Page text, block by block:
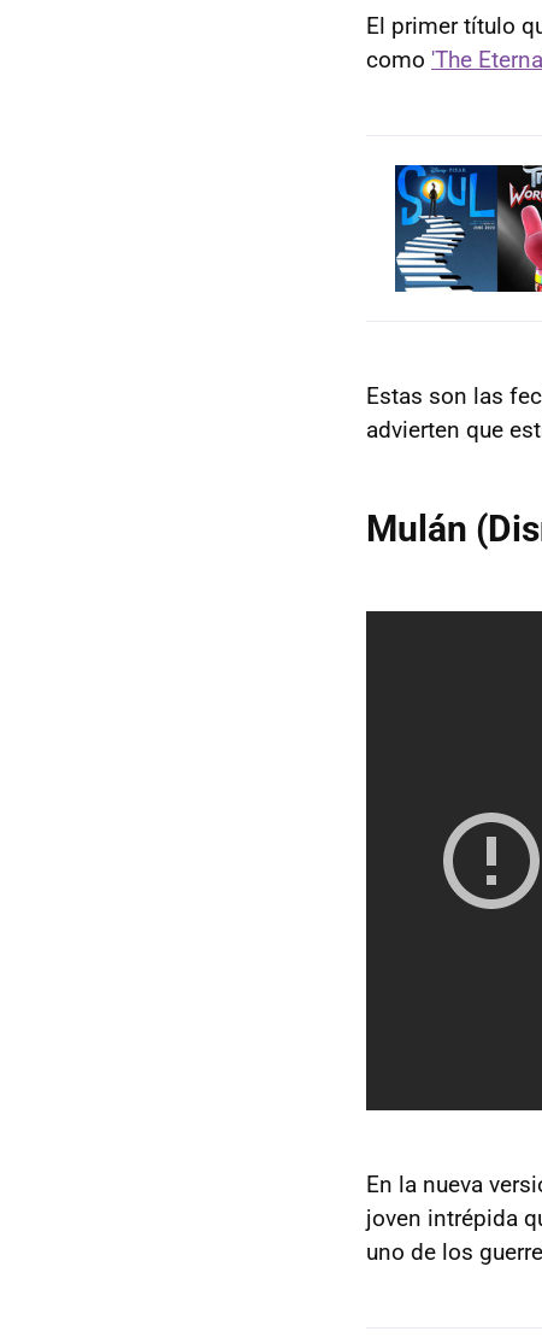
El primer título
como 'The
Estas son las
advierten que
Mulán
En la nueva
joven intrépida
uno de los